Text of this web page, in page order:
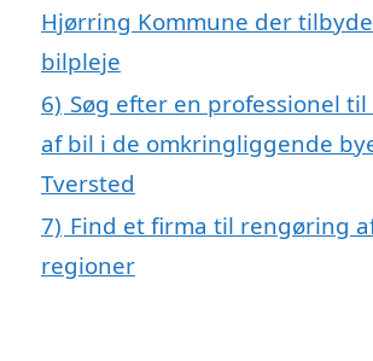
Hjørring Kommune der
bilpleje
6) Søg efter en professionel
af bil i de omkringliggende
Tversted
7) Find et firma til rengøring
regioner